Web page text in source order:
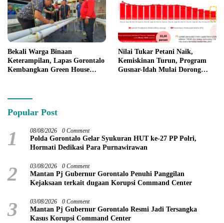
Bekali Warga Binaan
Keterampilan, Lapas Gorontalo
Kembangkan Green House
Nilai Tukar Petani Naik,
Kemiskinan Turun, Program
Gusnar-Idah Mulai Dorong
Popular Post
1 08/08/2026 0 Comment
Polda Gorontalo Gelar Syukuran HUT ke-27 PP Polri,
Hormati Dedikasi Para Purnawirawan
2 03/08/2026 0 Comment
Mantan Pj Gubernur Gorontalo Penuhi Panggilan
Kejaksaan terkait dugaan Korupsi Command Center
3 03/08/2026 0 Comment
Mantan Pj Gubernur Gorontalo Resmi Jadi Tersangka
Kasus Korupsi Command Center